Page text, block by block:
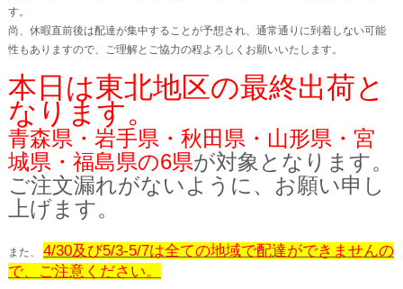
す。
尚、休暇直前後は配達が集中することが予想され、通常通りに到着しない可能
性もありますので、ご理解とご協力の程よろしくお願いいたします。
本日は東北地区の最終出荷と
なります。
青森県・岩手県・秋田県・山形県・宮
城県・福島県の6県が対象となります。
ご注文漏れがないように、お願い申し
上げます。
また、
4/30及び5/3-5/7は全ての地域で配達ができませんの
で、ご注意ください。